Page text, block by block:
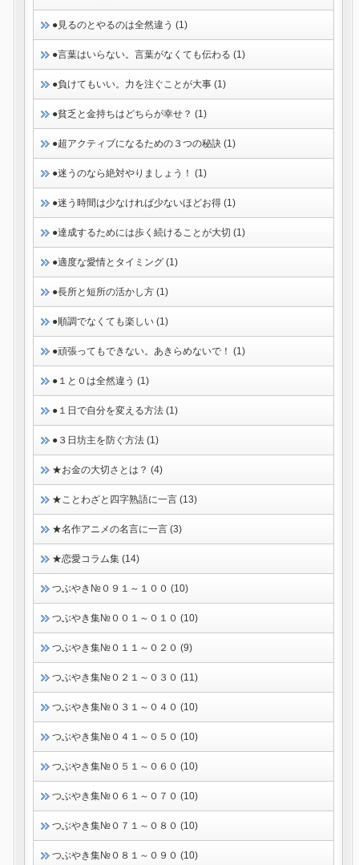
●見るのとやるのは全然違う (1)
●言葉はいらない。言葉がなくても伝わる (1)
●負けてもいい。力を注ぐことが大事 (1)
●貧乏と金持ちはどちらが幸せ？ (1)
●超アクティブになるための３つの秘訣 (1)
●迷うのなら絶対やりましょう！ (1)
●迷う時間は少なければ少ないほどお得 (1)
●達成するためには歩く続けることが大切 (1)
●適度な愛情とタイミング (1)
●長所と短所の活かし方 (1)
●順調でなくても楽しい (1)
●頑張ってもできない。あきらめないで！ (1)
●１と０は全然違う (1)
●１日で自分を変える方法 (1)
●３日坊主を防ぐ方法 (1)
★お金の大切さとは？ (4)
★ことわざと四字熟語に一言 (13)
★名作アニメの名言に一言 (3)
★恋愛コラム集 (14)
つぶやき№０９１～１００ (10)
つぶやき集№００１～０１０ (10)
つぶやき集№０１１～０２０ (9)
つぶやき集№０２１～０３０ (11)
つぶやき集№０３１～０４０ (10)
つぶやき集№０４１～０５０ (10)
つぶやき集№０５１～０６０ (10)
つぶやき集№０６１～０７０ (10)
つぶやき集№０７１～０８０ (10)
つぶやき集№０８１～０９０ (10)